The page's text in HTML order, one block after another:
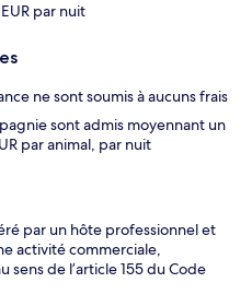
par nuit
ne sont soumis à aucuns frais
sont admis moyennant un
par animal, par nuit
par un hôte professionnel et
activité commerciale,
sens de l’article 155 du Code